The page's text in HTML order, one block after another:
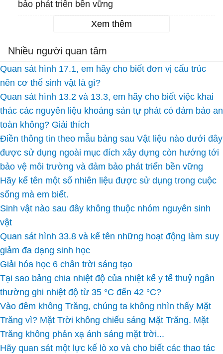
bảo phát triển bền vững
Xem thêm
Nhiều người quan tâm
Quan sát hình 17.1, em hãy cho biết đơn vị cấu trúc
nên cơ thể sinh vật là gì?
Quan sát hình 13.2 và 13.3, em hãy cho biết việc khai
thác các nguyên liệu khoáng sản tự phát có đảm bảo an
toàn không? Giải thích
Điền thông tin theo mẫu bảng sau Vật liệu nào dưới đây
được sử dụng ngoài mục đích xây dựng còn hướng tới
bảo vệ môi trường và đảm bảo phát triển bền vững
Hãy kể tên một số nhiên liệu được sử dụng trong cuộc
sống mà em biết.
Sinh vật nào sau đây không thuộc nhóm nguyên sinh
vật
Quan sát hình 33.8 và kể tên những hoạt động làm suy
giảm đa dạng sinh học
Giải hóa học 6 chân trời sáng tạo
Tại sao bảng chia nhiệt độ của nhiệt kế y tế thuỷ ngân
thường ghi nhiệt độ từ 35 °C đến 42 °C?
Vào đêm không Trăng, chúng ta không nhìn thấy Mặt
Trăng vì? Mặt Trời không chiếu sáng Mặt Trăng. Mặt
Trăng không phản xạ ánh sáng mặt trời...
Hãy quan sát một lực kế lò xo và cho biết các thao tác